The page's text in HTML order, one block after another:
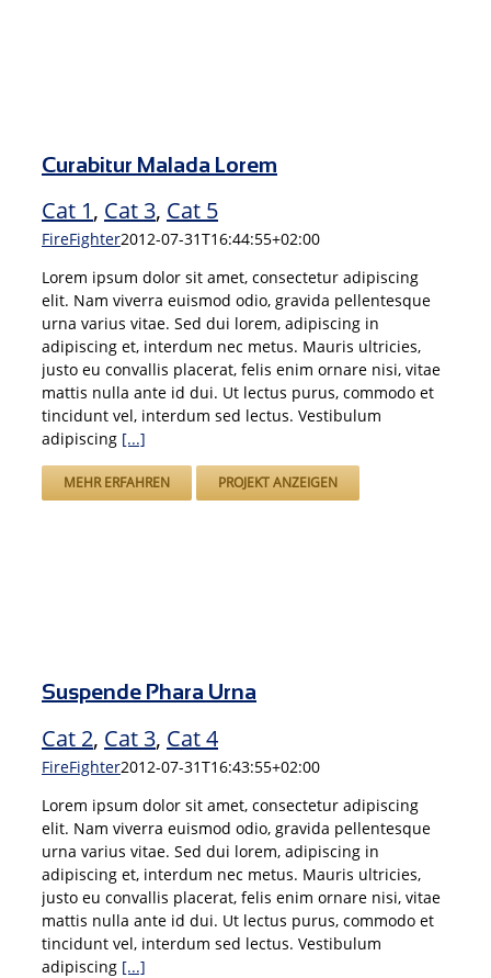
Curabitur Malada Lorem
Cat 1, Cat 3, Cat 5
FireFighter2012-07-31T16:44:55+02:00
Lorem ipsum dolor sit amet, consectetur adipiscing
elit. Nam viverra euismod odio, gravida pellentesque
urna varius vitae. Sed dui lorem, adipiscing in
adipiscing et, interdum nec metus. Mauris ultricies,
justo eu convallis placerat, felis enim ornare nisi, vitae
mattis nulla ante id dui. Ut lectus purus, commodo et
tincidunt vel, interdum sed lectus. Vestibulum
adipiscing [...]
MEHR ERFAHREN PROJEKT ANZEIGEN
Suspende Phara Urna
Cat 2, Cat 3, Cat 4
FireFighter2012-07-31T16:43:55+02:00
Lorem ipsum dolor sit amet, consectetur adipiscing
elit. Nam viverra euismod odio, gravida pellentesque
urna varius vitae. Sed dui lorem, adipiscing in
adipiscing et, interdum nec metus. Mauris ultricies,
justo eu convallis placerat, felis enim ornare nisi, vitae
mattis nulla ante id dui. Ut lectus purus, commodo et
tincidunt vel, interdum sed lectus. Vestibulum
adipiscing [...]